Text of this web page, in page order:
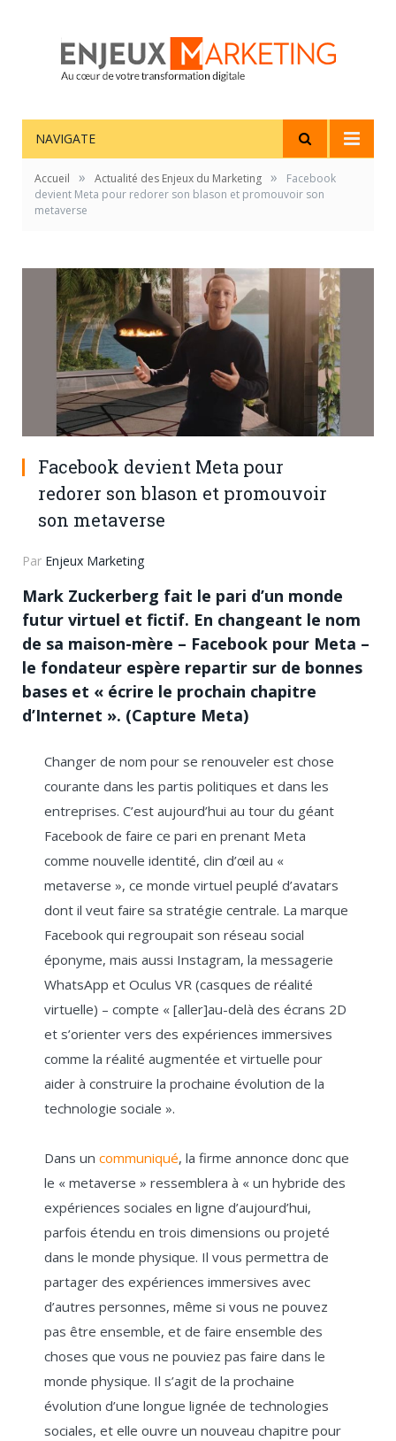
NAVIGATE
Accueil » Actualité des Enjeux du Marketing »
Facebook
devient Meta pour redorer son blason et promouvoir son
metaverse
Facebook devient Meta pour
redorer son blason et promouvoir
son metaverse
Par Enjeux Marketing
Mark Zuckerberg fait le pari d’un monde
futur virtuel et fictif. En changeant le nom
de sa maison-mère – Facebook pour Meta –
le fondateur espère repartir sur de bonnes
bases et « écrire le prochain chapitre
d’Internet ». (Capture Meta)
Changer de nom pour se renouveler est chose
courante dans les partis politiques et dans les
entreprises. C’est aujourd’hui au tour du géant
Facebook de faire ce pari en prenant Meta
comme nouvelle identité, clin d’œil au «
metaverse », ce monde virtuel peuplé d’avatars
dont il veut faire sa stratégie centrale. La marque
Facebook qui regroupait son réseau social
éponyme, mais aussi Instagram, la messagerie
WhatsApp et Oculus VR (casques de réalité
virtuelle) – compte « [aller]au-delà des écrans 2D
et s’orienter vers des expériences immersives
comme la réalité augmentée et virtuelle pour
aider à construire la prochaine évolution de la
technologie sociale ».
Dans un communiqué, la firme annonce donc que
le « metaverse » ressemblera à « un hybride des
expériences sociales en ligne d’aujourd’hui,
parfois étendu en trois dimensions ou projeté
dans le monde physique. Il vous permettra de
partager des expériences immersives avec
d’autres personnes, même si vous ne pouvez
pas être ensemble, et de faire ensemble des
choses que vous ne pouviez pas faire dans le
monde physique. Il s’agit de la prochaine
évolution d’une longue lignée de technologies
sociales, et elle ouvre un nouveau chapitre pour